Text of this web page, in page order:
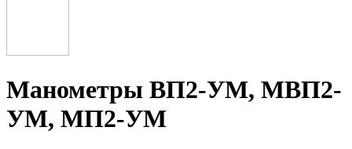
Манометры ВП2-УМ, МВП2-
УМ, МП2-УМ